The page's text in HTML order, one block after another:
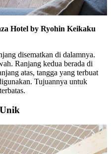
Hotel by Ryohin Keikaku
disematkan di dalamnya.
Ranjang kedua berada di
atas, tangga yang terbuat
Tujuannya untuk